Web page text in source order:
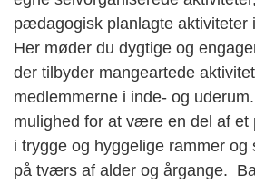
pædagogisk planlagte aktiviteter
Her møder du dygtige og
der tilbyder mangeartede
medlemmerne i inde- og
mulighed for at være en del af
i trygge og hyggelige rammer og
på tværs af alder og årgange.